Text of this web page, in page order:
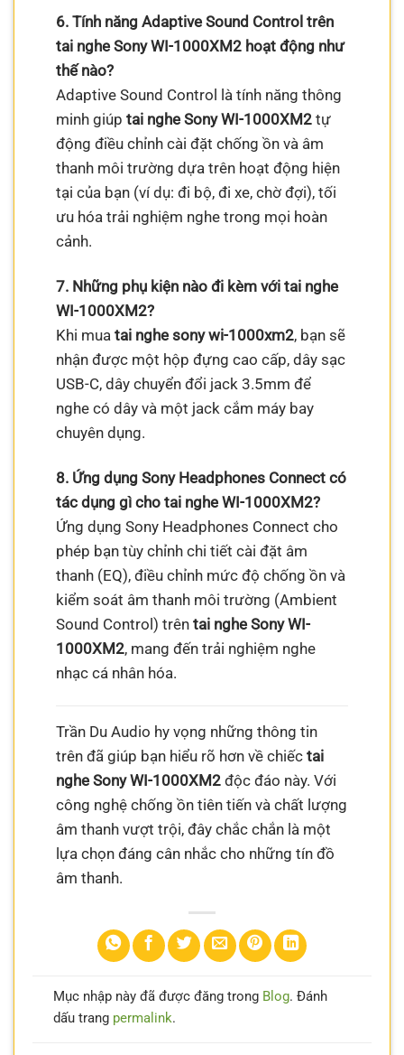
6. Tính năng Adaptive Sound Control trên
tai nghe Sony WI-1000XM2 hoạt động như
thế nào?
Adaptive Sound Control là tính năng thông
minh giúptai nghe Sony WI-1000XM2 tự
động điều chỉnh cài đặt chống ồn và âm
thanh môi trường dựa trên hoạt động hiện
tại của bạn (ví dụ: đi bộ, đi xe, chờ đợi), tối
ưu hóa trải nghiệm nghe trong mọi hoàn
cảnh.
7. Những phụ kiện nào đi kèm với tai nghe
WI-1000XM2?
Khi muatai nghe sony wi-1000xm2, bạn sẽ
nhận được một hộp đựng cao cấp, dây sạc
USB-C, dây chuyển đổi jack 3.5mm để
nghe có dây và một jack cắm máy bay
chuyên dụng.
8. Ứng dụng Sony Headphones Connect có
tác dụng gì cho tai nghe WI-1000XM2?
Ứng dụng Sony Headphones Connect cho
phép bạn tùy chỉnh chi tiết cài đặt âm
thanh (EQ), điều chỉnh mức độ chống ồn và
kiểm soát âm thanh môi trường (Ambient
Sound Control) trêntai nghe Sony WI-
1000XM2, mang đến trải nghiệm nghe
nhạc cá nhân hóa.
Trần Du Audio hy vọng những thông tin
trên đã giúp bạn hiểu rõ hơn về chiếctai
nghe Sony WI-1000XM2 độc đáo này. Với
công nghệ chống ồn tiên tiến và chất lượng
âm thanh vượt trội, đây chắc chắn là một
lựa chọn đáng cân nhắc cho những tín đồ
âm thanh.
Mục nhập này đã được đăng trong Blog. Đánh
dấu trang permalink.